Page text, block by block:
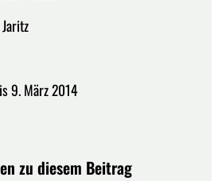
9. März 2014
zu diesem Beitrag